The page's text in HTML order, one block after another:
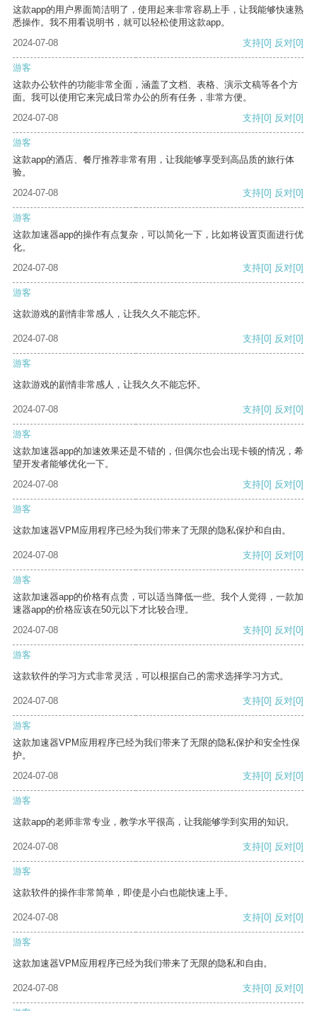
这款app的用户界面简洁明了，使用起来非常容易上手，让我能够快速熟
悉操作。我不用看说明书，就可以轻松使用这款app。
2024-07-08
支持[0] 反对[0]
游客
这款办公软件的功能非常全面，涵盖了文档、表格、演示文稿等各个方
面。我可以使用它来完成日常办公的所有任务，非常方便。
2024-07-08
支持[0] 反对[0]
游客
这款app的酒店、餐厅推荐非常有用，让我能够享受到高品质的旅行体
验。
2024-07-08
支持[0] 反对[0]
游客
这款加速器app的操作有点复杂，可以简化一下，比如将设置页面进行优
化。
2024-07-08
支持[0] 反对[0]
游客
这款游戏的剧情非常感人，让我久久不能忘怀。
2024-07-08 支持[0] 反对[0]
游客
这款游戏的剧情非常感人，让我久久不能忘怀。
2024-07-08 支持[0] 反对[0]
游客
这款加速器app的加速效果还是不错的，但偶尔也会出现卡顿的情况，希
望开发者能够优化一下。
2024-07-08
支持[0] 反对[0]
游客
这款加速器VPM应用程序已经为我们带来了无限的隐私保护和自由。
2024-07-08 支持[0] 反对[0]
游客
这款加速器app的价格有点贵，可以适当降低一些。我个人觉得，一款加
速器app的价格应该在50元以下才比较合理。
2024-07-08
支持[0] 反对[0]
游客
这款软件的学习方式非常灵活，可以根据自己的需求选择学习方式。
2024-07-08 支持[0] 反对[0]
游客
这款加速器VPM应用程序已经为我们带来了无限的隐私保护和安全性保
护。
2024-07-08
支持[0] 反对[0]
游客
这款app的老师非常专业，教学水平很高，让我能够学到实用的知识。
2024-07-08 支持[0] 反对[0]
游客
这款软件的操作非常简单，即使是小白也能快速上手。
2024-07-08 支持[0] 反对[0]
游客
这款加速器VPM应用程序已经为我们带来了无限的隐私和自由。
2024-07-08 支持[0] 反对[0]